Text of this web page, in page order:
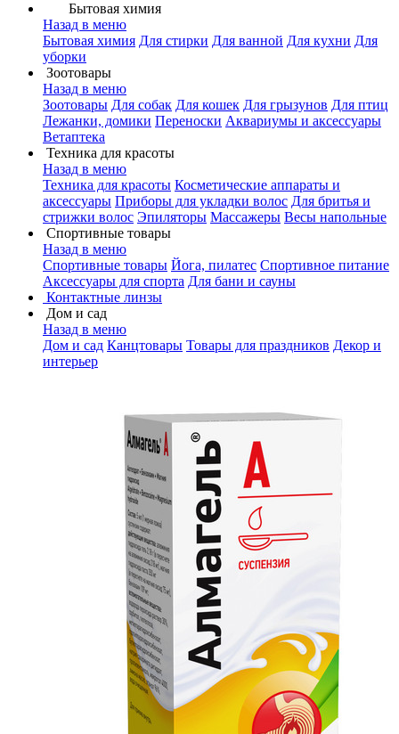
Бытовая химия
Назад в меню
Бытовая химия Для стирки Для ванной Для кухни Для
уборки
Зоотовары
Назад в меню
Зоотовары Для собак Для кошек Для грызунов Для птиц
Лежанки, домики Переноски Аквариумы и аксессуары
Ветаптека
Техника для красоты
Назад в меню
Техника для красоты Косметические аппараты и
аксессуары Приборы для укладки волос Для бритья и
стрижки волос Эпиляторы Массажеры Весы напольные
Спортивные товары
Назад в меню
Спортивные товары Йога, пилатес Спортивное питание
Аксессуары для спорта Для бани и сауны
Контактные линзы
Дом и сад
Назад в меню
Дом и сад Канцтовары Товары для праздников Декор и
интерьер